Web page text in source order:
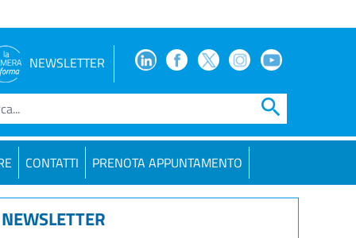
NEWSLETTER FacebookFacebook
TwitterInstagramYoutube
search
CONTATTI PRENOTA APPUNTAMENTO
NEWSLETTER